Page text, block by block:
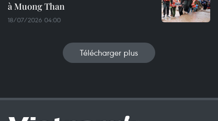
à Muong Than
18/07/2026 04:00
Télécharger plus